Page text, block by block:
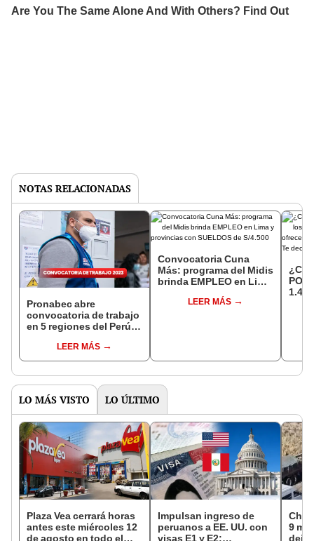
NOTAS RELACIONADAS
Pronabec abre
convocatoria de trabajo
en 5 regiones del Perú
S/8.000: cómo postular
AQUÍ
LEER MÁS
Convocatoria Cuna
Más: programa del Midis
brinda EMPLEO en Lima
SUELDOS de S/4.500
LEER MÁS
LO MÁS VISTO LO ÚLTIMO
Plaza Vea cerrará horas
antes este miércoles 12
de agosto en todo el
Impulsan ingreso de
peruanos a EE. UU. con
visas E1 y E2:
9
deja